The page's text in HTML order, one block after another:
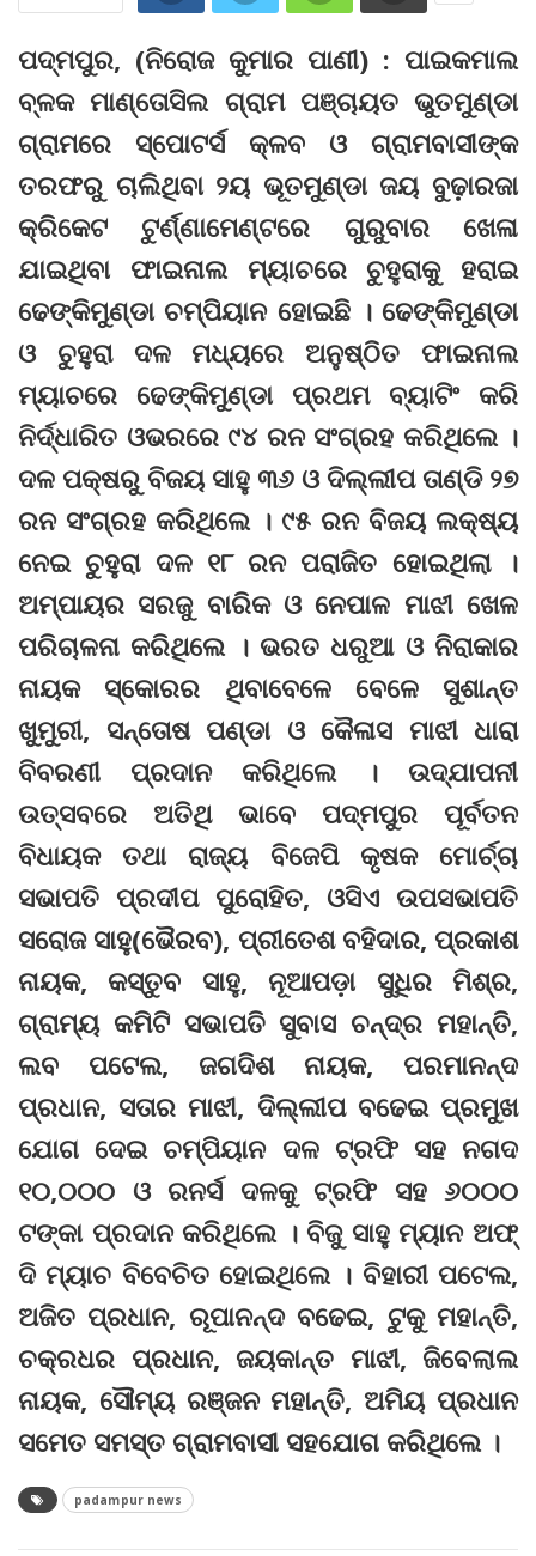
ପଦ୍ମପୁର, (ନିରୋଜ କୁମାର ପାଣୀ) : ପାଇକମାଲ
ବ୍ଳକ ମାଣ୍ତୋସିଲ ଗ୍ରାମ ପଞ୍ଚାୟତ ଭୁତମୁଣ୍ଡା
ଗ୍ରାମରେ ସ୍ପୋଟର୍ସ କ୍ଳବ ଓ ଗ୍ରାମବାସୀଙ୍କ
ତରଫରୁ ଚାଲିଥିବା ୨ୟ ଭୂତମୁଣ୍ଡା ଜୟ ବୁଢ଼ାରଜା
କ୍ରିକେଟ ଟୁର୍ଣ୍ଣାମେଣ୍ଟରେ ଗୁରୁବାର ଖେଳା
ଯାଇଥିବା ଫାଇନାଲ ମ୍ୟାଚରେ ଚୁହୁରାକୁ ହରାଇ
ଢେଙ୍କିମୁଣ୍ଡା ଚମ୍ପିୟାନ ହୋଇଛି । ଢେଙ୍କିମୁଣ୍ଡା
ଓ ଚୁହୁରା ଦଳ ମଧ୍ୟରେ ଅନୁଷ୍ଠିତ ଫାଇନାଲ
ମ୍ୟାଚରେ ଢେଙ୍କିମୁଣ୍ଡା ପ୍ରଥମ ବ୍ୟାଟିଂ କରି
ନିର୍ଦ୍ଧାରିତ ଓଭରରେ ୯୪ ରନ ସଂଗ୍ରହ କରିଥିଲେ ।
ଦଳ ପକ୍ଷରୁ ବିଜୟ ସାହୁ ୩୬ ଓ ଦିଲ୍ଲୀପ ତାଣ୍ଡି ୨୭
ରନ ସଂଗ୍ରହ କରିଥିଲେ । ୯୫ ରନ ବିଜୟ ଲକ୍ଷ୍ୟ
ନେଇ ଚୁହୁରା ଦଳ ୧୮ ରନ ପରାଜିତ ହୋଇଥିଲା ।
ଅମ୍ପାୟର ସରଜୁ ବାରିକ ଓ ନେପାଳ ମାଝୀ ଖେଳ
ପରିଚାଳନା କରିଥିଲେ । ଭରତ ଧରୁଆ ଓ ନିରାକାର
ନାୟକ ସ୍କୋରର ଥିବାବେଳେ ବେଳେ ସୁଶାନ୍ତ
ଖୁମୁରୀ, ସନ୍ତୋଷ ପଣ୍ଡା ଓ କୈଳାସ ମାଝୀ ଧାରା
ବିବରଣୀ ପ୍ରଦାନ କରିଥିଲେ । ଉଦ୍‌ଯାପନୀ
ଉତ୍ସବରେ ଅତିଥି ଭାବେ ପଦ୍ମପୁର ପୂର୍ବତନ
ବିଧାୟକ ତଥା ରାଜ୍ୟ ବିଜେପି କୃଷକ ମୋର୍ଚ୍ଚା
ସଭାପତି ପ୍ରଦୀପ ପୁରୋହିତ, ଓସିଏ ଉପସଭାପତି
ସରୋଜ ସାହୁ(ଭୈରବ), ପ୍ରୀତେଶ ବହିଦାର, ପ୍ରକାଶ
ନାୟକ, କସ୍ତୁବ ସାହୁ, ନୂଆପଡ଼ା ସୁଧିର ମିଶ୍ର,
ଗ୍ରାମ୍ୟ କମିଟି ସଭାପତି ସୁବାସ ଚନ୍ଦ୍ର ମହାନ୍ତି,
ଲବ ପଟେଲ, ଜଗଦିଶ ନାୟକ, ପରମାନନ୍ଦ
ପ୍ରଧାନ, ସତାର ମାଝୀ, ଦିଲ୍ଲୀପ ବଢେଇ ପ୍ରମୁଖ
ଯୋଗ ଦେଇ ଚମ୍ପିୟାନ ଦଳ ଟ୍ରଫି ସହ ନଗଦ
୧୦,୦୦୦ ଓ ରନର୍ସ ଦଳକୁ ଟ୍ରଫି ସହ ୬୦୦୦
ଟଙ୍କା ପ୍ରଦାନ କରିଥିଲେ । ବିଜୁ ସାହୁ ମ୍ୟାନ ଅଫ୍
ଦି ମ୍ୟାଚ ବିବେଚିତ ହୋଇଥିଲେ । ବିହାରୀ ପଟେଲ,
ଅଜିତ ପ୍ରଧାନ, ରୂପାନନ୍ଦ ବଢେଇ, ଟୁକୁ ମହାନ୍ତି,
ଚକ୍ରଧର ପ୍ରଧାନ, ଜୟକାନ୍ତ ମାଝୀ, ଜିବେଲାଲ
ନାୟକ, ସୌମ୍ୟ ରଞ୍ଜନ ମହାନ୍ତି, ଅମିୟ ପ୍ରଧାନ
ସମେତ ସମସ୍ତ ଗ୍ରାମବାସୀ ସହଯୋଗ କରିଥିଲେ ।
padampur news